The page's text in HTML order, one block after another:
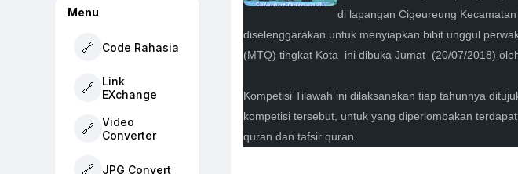
Menu
🔗 Code Rahasia
🔗
Link
EXchange
🔗
Video
Converter
🔗 JPG Convert
di lapangan Cigeureung
diselenggarakan untuk menyiapkan bibit unggul
(MTQ) tingkat Kota ini dibuka Jumat (20/07/2018)
Kompetisi Tilawah ini dilaksanakan tiap tahunnya
kompetisi tersebut, untuk yang diperlombakan
quran dan tafsir quran.